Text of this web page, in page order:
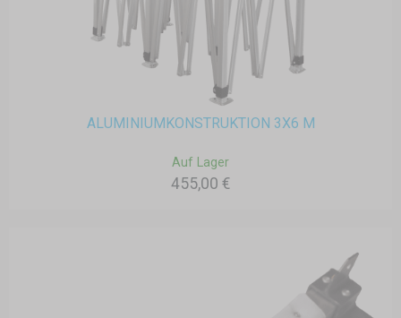
ALUMINIUMKONSTRUKTION 3X6 M
Auf Lager
455,00 €